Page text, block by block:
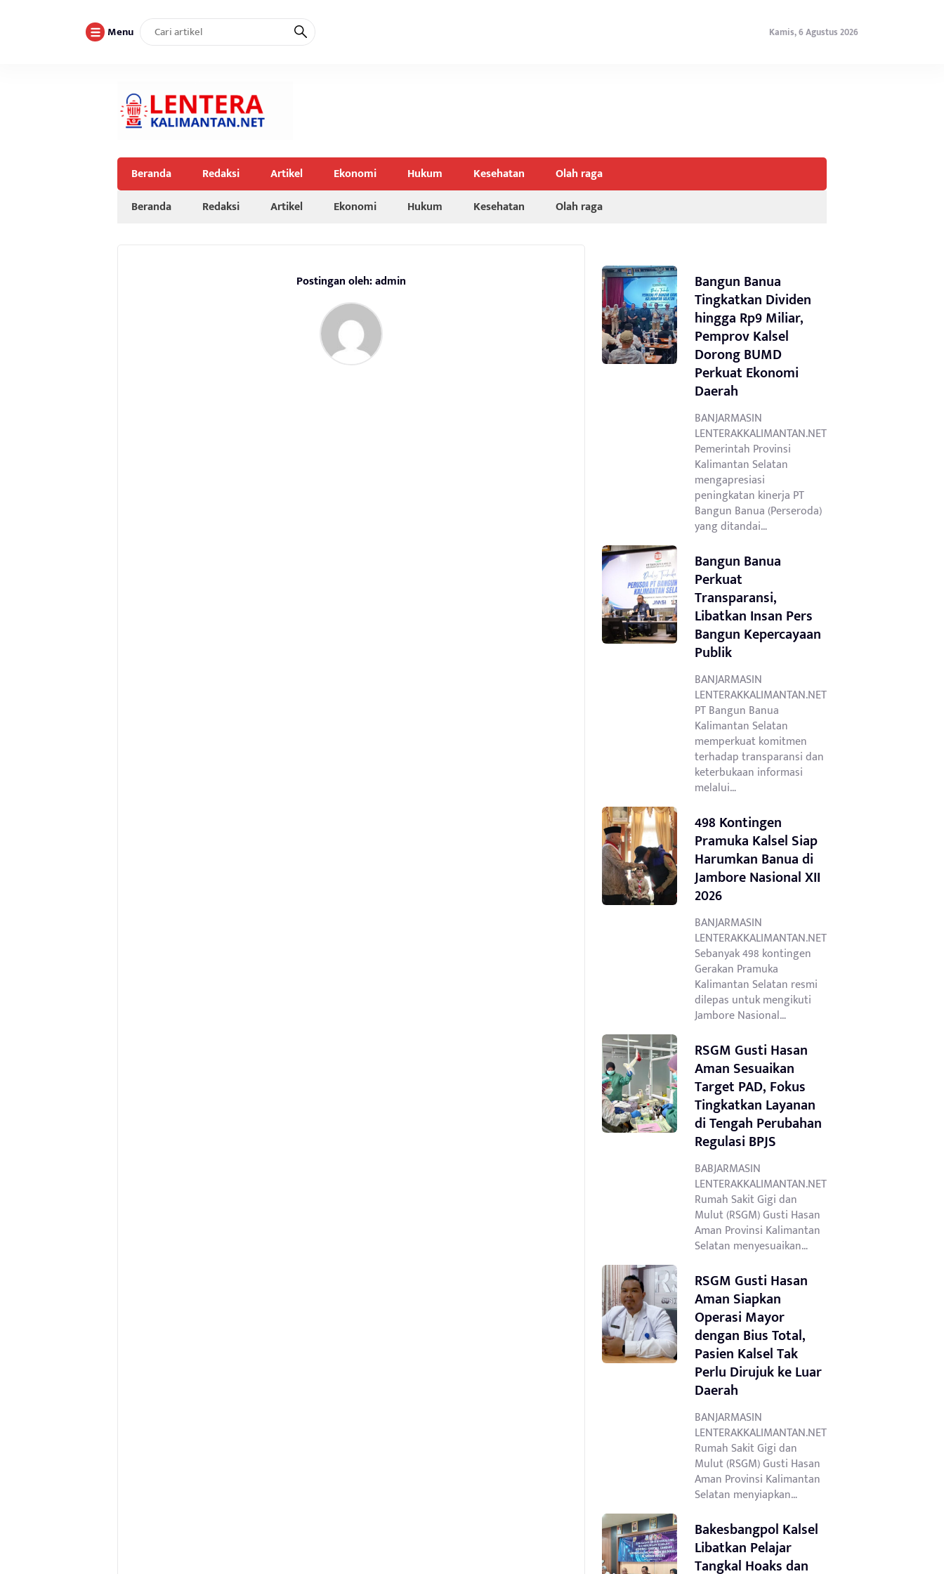
Menu Kamis, 6 Agustus 2026
Beranda Redaksi Artikel Ekonomi Hukum Kesehatan
Olah raga
Beranda
Redaksi Artikel Ekonomi Hukum Kesehatan Olah raga
Postingan oleh: admin Bangun Banua
Tingkatkan Dividen
hingga Rp9 Miliar,
Pemprov Kalsel
Dorong BUMD
Perkuat Ekonomi
Daerah
BANJARMASIN
LENTERAKKALIMANTAN.NET
Pemerintah Provinsi
Kalimantan Selatan
mengapresiasi
peningkatan kinerja PT
Bangun Banua (Perseroda)
yang ditandai…
Bangun Banua
Perkuat
Transparansi,
Libatkan Insan Pers
Bangun Kepercayaan
Publik
BANJARMASIN
LENTERAKKALIMANTAN.NET
PT Bangun Banua
Kalimantan Selatan
memperkuat komitmen
terhadap transparansi dan
keterbukaan informasi
melalui…
498 Kontingen
Pramuka Kalsel Siap
Harumkan Banua di
Jambore Nasional XII
2026
BANJARMASIN
LENTERAKKALIMANTAN.NET
Sebanyak 498 kontingen
Gerakan Pramuka
Kalimantan Selatan resmi
dilepas untuk mengikuti
Jambore Nasional…
RSGM Gusti Hasan
Aman Sesuaikan
Target PAD, Fokus
Tingkatkan Layanan
di Tengah Perubahan
Regulasi BPJS
BABJARMASIN
LENTERAKKALIMANTAN.NET
Rumah Sakit Gigi dan
Mulut (RSGM) Gusti Hasan
Aman Provinsi Kalimantan
Selatan menyesuaikan…
RSGM Gusti Hasan
Aman Siapkan
Operasi Mayor
dengan Bius Total,
Pasien Kalsel Tak
Perlu Dirujuk ke Luar
Daerah
BANJARMASIN
LENTERAKKALIMANTAN.NET
Rumah Sakit Gigi dan
Mulut (RSGM) Gusti Hasan
Aman Provinsi Kalimantan
Selatan menyiapkan…
Bakesbangpol Kalsel
Libatkan Pelajar
Tangkal Hoaks dan